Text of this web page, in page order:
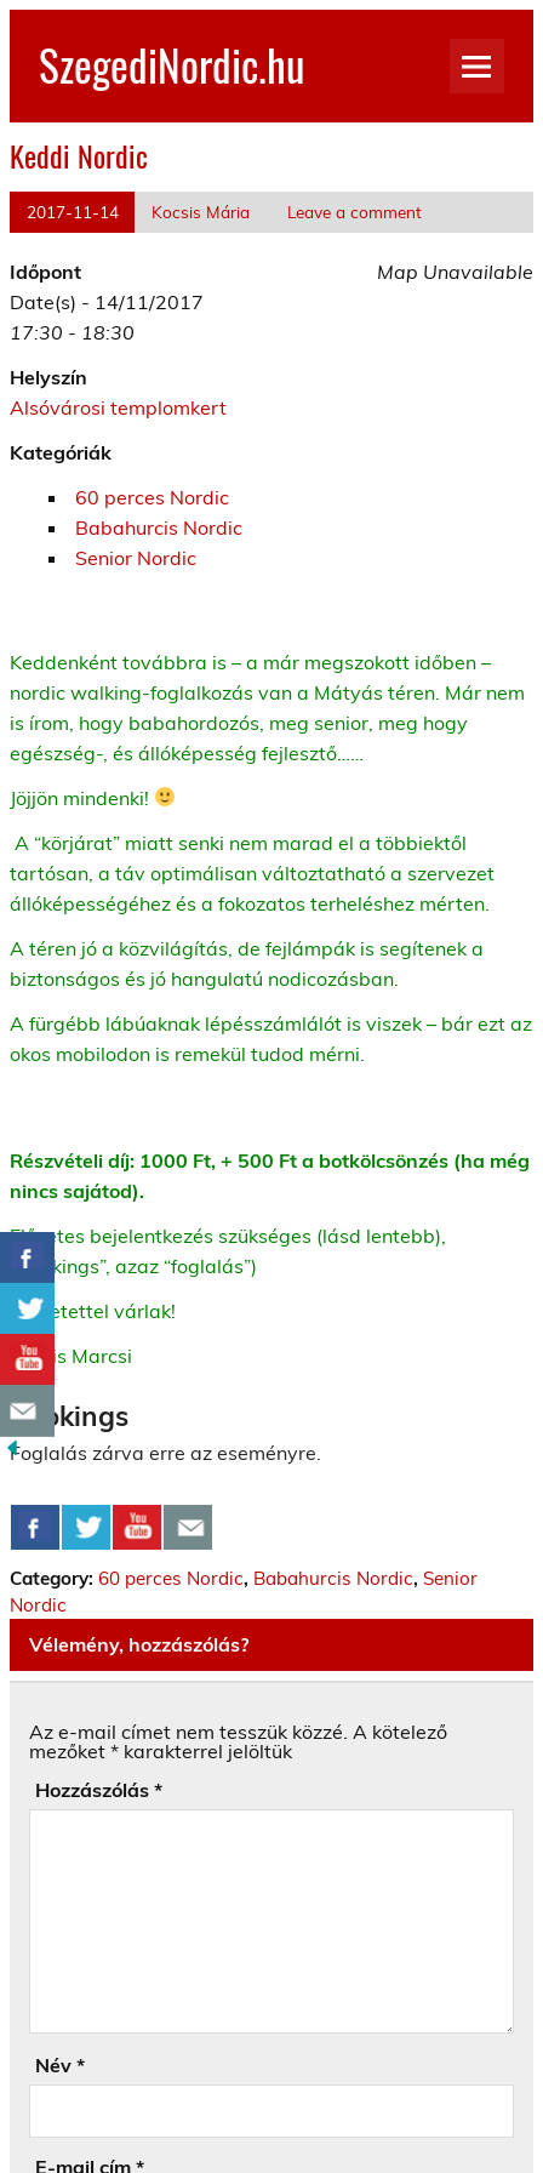
Skip
contentSzegediNordic.hu
Keddi Nordic
2017-11-14 Kocsis Mária Leave a comment
Map Unavailable
Időpont
Date(s) - 14/11/2017
17:30 - 18:30
Helyszín
Alsóvárosi templomkert
Kategóriák
60 perces Nordic
Babahurcis Nordic
Senior Nordic
Keddenként továbbra is – a már megszokott időben –
nordic walking-foglalkozás van a Mátyás téren. Már nem
is írom, hogy babahordozós, meg senior, meg hogy
egészség-, és állóképesség fejlesztő……
Jöjjön mindenki!
A “körjárat” miatt senki nem marad el a többiektől
tartósan, a táv optimálisan változtatható a szervezet
állóképességéhez és a fokozatos terheléshez mérten.
A téren jó a közvilágítás, de fejlámpák is segítenek a
biztonságos és jó hangulatú nodicozásban.
A fürgébb lábúaknak lépésszámlálót is viszek – bár ezt az
okos mobilodon is remekül tudod mérni.
Részvételi díj: 1000 Ft, + 500 Ft a botkölcsönzés (ha még
nincs sajátod).
Előzetes bejelentkezés szükséges (lásd lentebb),
“Bookings”, azaz “foglalás”)
Szeretettel várlak!
Kocsis Marcsi
Bookings
Foglalás zárva erre az eseményre.
Category: 60 perces Nordic, Babahurcis Nordic, Senior
Nordic
Vélemény, hozzászólás?
Az e-mail címet nem tesszük közzé. A kötelező
mezőket * karakterrel jelöltük
Hozzászólás *
Név *
E-mail cím *